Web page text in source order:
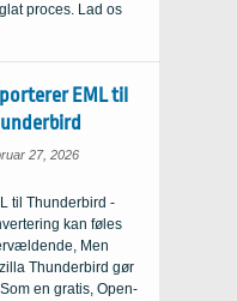
proces. Lad os
EML til
27, 2026
til Thunderbird -
kan føles
Men
Thunderbird gør
en gratis, Open-